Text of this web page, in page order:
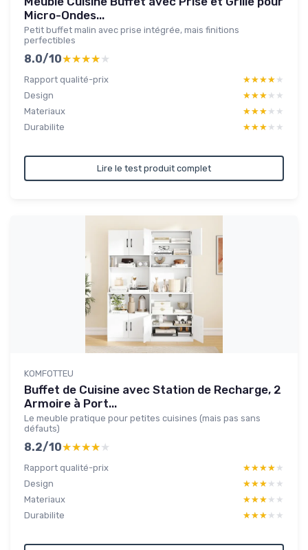
Micro-Ondes...
Petit buffet malin avec prise intégrée, mais finitions
perfectibles
8.0/10★★★★★
★★★★★
Rapport qualité-prix ★★★★★
★★★★★
Design
★★★★★
★★★★★
Materiaux
★★★★★
★★★★★
Durabilite
★★★★★
★★★★★
Lire le test produit complet
KOMFOTTEU
Buffet de Cuisine avec Station de Recharge, 2
Armoire à Port...
Le meuble pratique pour petites cuisines (mais pas sans
défauts)
8.2/10★★★★★
★★★★★
Rapport qualité-prix ★★★★★
★★★★★
Design
★★★★★
★★★★★
Materiaux
★★★★★
★★★★★
Durabilite
★★★★★
★★★★★